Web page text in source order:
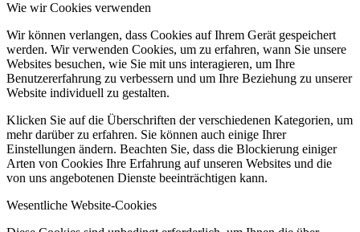
Wie wir Cookies verwenden
Wir können verlangen, dass Cookies auf Ihrem Gerät gespeichert
werden. Wir verwenden Cookies, um zu erfahren, wann Sie unsere
Websites besuchen, wie Sie mit uns interagieren, um Ihre
Benutzererfahrung zu verbessern und um Ihre Beziehung zu unserer
Website individuell zu gestalten.
Klicken Sie auf die Überschriften der verschiedenen Kategorien, um
mehr darüber zu erfahren. Sie können auch einige Ihrer
Einstellungen ändern. Beachten Sie, dass die Blockierung einiger
Arten von Cookies Ihre Erfahrung auf unseren Websites und die
von uns angebotenen Dienste beeinträchtigen kann.
Wesentliche Website-Cookies